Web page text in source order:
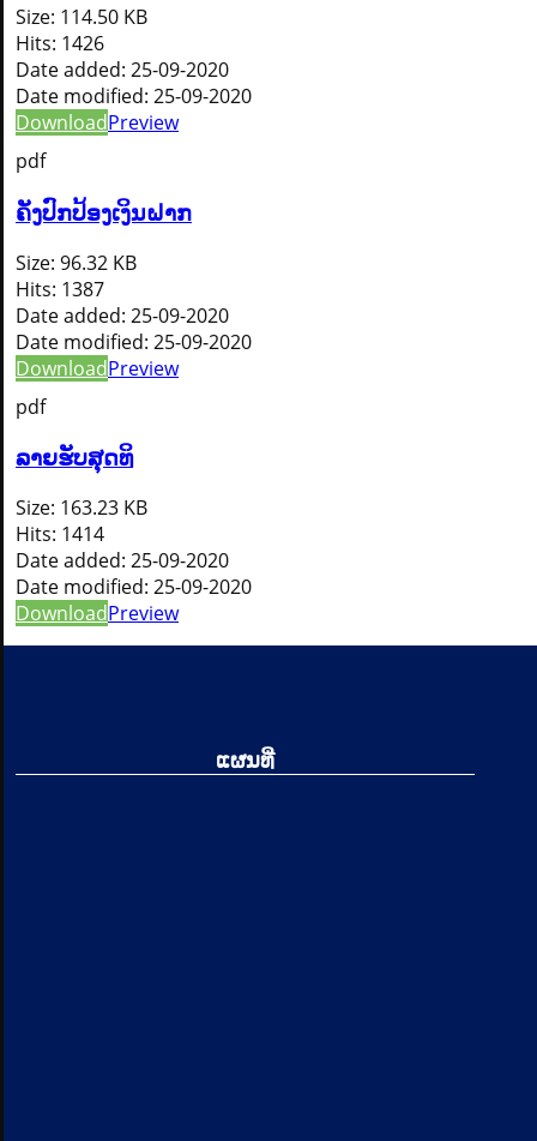
Size: 114.50 KB
Hits: 1426
Date added: 25-09-2020
Date modified: 25-09-2020
DownloadPreview
pdf
ຄັງປົກປ້ອງເງິນຝາກ
Size: 96.32 KB
Hits: 1387
Date added: 25-09-2020
Date modified: 25-09-2020
DownloadPreview
pdf
ລາຍຮັບສຸດທິ
Size: 163.23 KB
Hits: 1414
Date added: 25-09-2020
Date modified: 25-09-2020
DownloadPreview
ແຜນທີ່